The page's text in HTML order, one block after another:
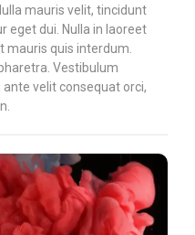
mauris velit, tincidunt
eget dui. Nulla in laoreet
mauris quis interdum.
Vestibulum
velit consequat orci,